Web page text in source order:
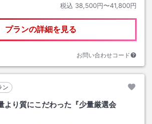
税込 38,500円〜41,800円
プランの詳細を見る
お問い合わせコード
ン
より質にこだわった『少量厳選会